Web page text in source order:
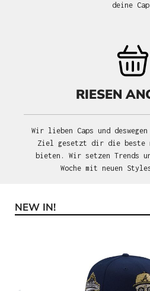
deine
RIESEN
Wir lieben Caps und
Ziel gesetzt dir die beste
bieten. Wir setzen Trends
Woche mit neuen
Produktgalerie überspringen
NEW IN!